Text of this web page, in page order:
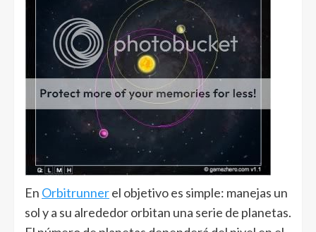
En Orbitrunnerel objetivo es simple: manejas un
sol y a su alrededor orbitan una serie de planetas.